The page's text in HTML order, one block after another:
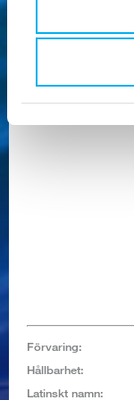
Allerginyckel:
Förvaring:
Hållbarhet:
Latinskt namn: